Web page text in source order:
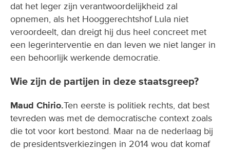
dat het leger zijn verantwoordelijkheid zal
opnemen, als het Hooggerechtshof Lula niet
veroordeelt, dan dreigt hij dus heel concreet met
een legerinterventie en dan leven we niet langer in
een behoorlijk werkende democratie.
Wie zijn de partijen in deze staatsgreep?
Maud Chirio.Ten eerste is politiek rechts, dat best
tevreden was met de democratische context zoals
die tot voor kort bestond. Maar na de nederlaag bij
de presidentsverkiezingen in 2014 wou dat komaf